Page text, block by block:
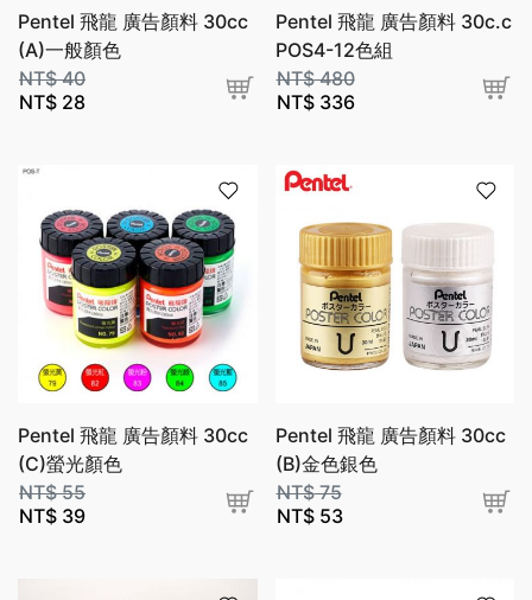
Pentel 飛龍 廣告顏料 30cc
(A)一般顏色
NT$40
NT$ 28
Pentel 飛龍 廣告顏料 30c.c
POS4-12色組
NT$480
NT$336
Pentel 飛龍 廣告顏料 30cc
(C)螢光顏色
NT$55
NT$ 39
Pentel 飛龍 廣告顏料 30cc
(B)金色銀色
NT$75
NT$53